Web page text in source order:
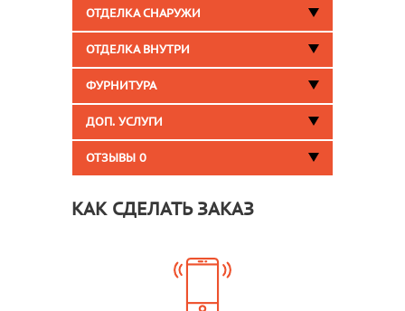
ОТДЕЛКА СНАРУЖИ
ОТДЕЛКА ВНУТРИ
ФУРНИТУРА
ДОП. УСЛУГИ
ОТЗЫВЫ 0
КАК СДЕЛАТЬ ЗАКАЗ